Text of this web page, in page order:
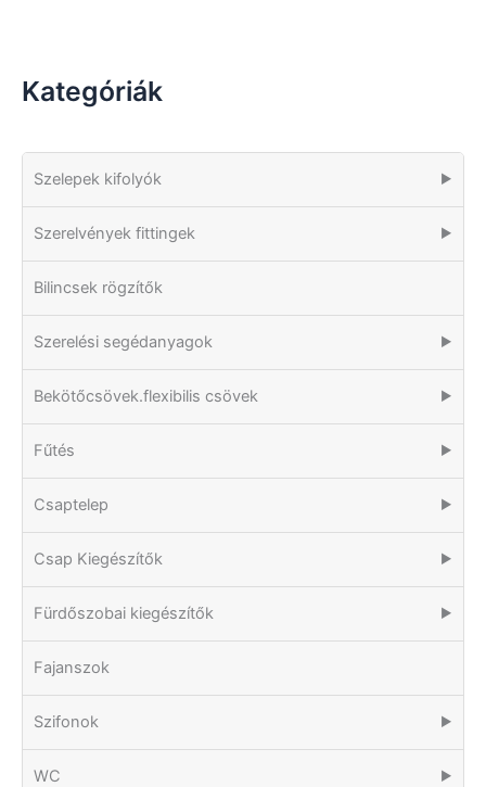
Kategóriák
Szelepek kifolyók ▶
Szerelvények fittingek ▶
Bilincsek rögzítők
Szerelési segédanyagok ▶
Bekötőcsövek.flexibilis csövek ▶
Fűtés ▶
Csaptelep ▶
Csap Kiegészítők ▶
Fürdőszobai kiegészítők ▶
Fajanszok
Szifonok ▶
WC ▶